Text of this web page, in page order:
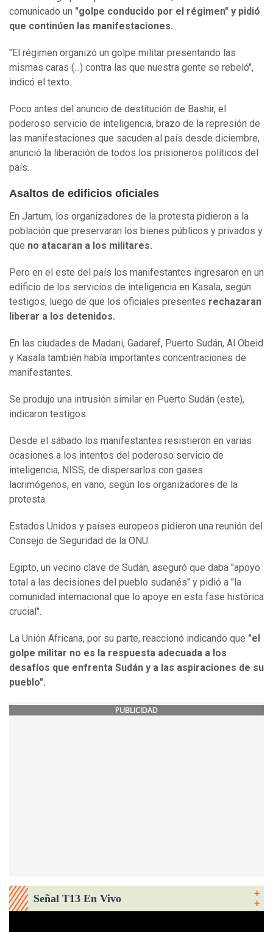
comunicado un "golpe conducido por el régimen" y pidió
que continúen las manifestaciones.
"El régimen organizó un golpe militar presentando las
mismas caras (...) contra las que nuestra gente se rebeló",
indicó el texto.
Poco antes del anuncio de destitución de Bashir, el
poderoso servicio de inteligencia, brazo de la represión de
las manifestaciones que sacuden al país desde diciembre,
anunció la liberación de todos los prisioneros políticos del
país.
Asaltos de edificios oficiales
En Jartum, los organizadores de la protesta pidieron a la
población que preservaran los bienes públicos y privados y
que no atacaran a los militares.
Pero en el este del país los manifestantes ingresaron en un
edificio de los servicios de inteligencia en Kasala, según
testigos, luego de que los oficiales presentes rechazaran
liberar a los detenidos.
En las ciudades de Madani, Gadaref, Puerto Sudán, Al Obeid
y Kasala también había importantes concentraciones de
manifestantes.
Se produjo una intrusión similar en Puerto Sudán (este),
indicaron testigos.
Desde el sábado los manifestantes resistieron en varias
ocasiones a los intentos del poderoso servicio de
inteligencia, NISS, de dispersarlos con gases
lacrimógenos, en vano, según los organizadores de la
protesta.
Estados Unidos y países europeos pidieron una reunión del
Consejo de Seguridad de la ONU.
Egipto, un vecino clave de Sudán, aseguró que daba "apoyo
total a las decisiones del pueblo sudanés" y pidió a "la
comunidad internacional que lo apoye en esta fase histórica
crucial".
La Unión Africana, por su parte, reaccionó indicando que "el
golpe militar no es la respuesta adecuada a los
desafíos que enfrenta Sudán y a las aspiraciones de su
pueblo".
PUBLICIDAD
Señal T13 En Vivo